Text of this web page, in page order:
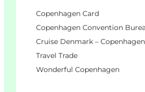
Copenhagen Card
Copenhagen Convention
Cruise Denmark –
Travel Trade
Wonderful Copenhagen